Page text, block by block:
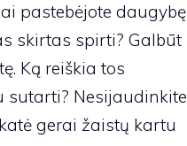
pastebėjote daugybę
skirtas spirti? Galbūt
Ką reiškia tos
sutarti? Nesijaudinkite
gerai žaistų kartu